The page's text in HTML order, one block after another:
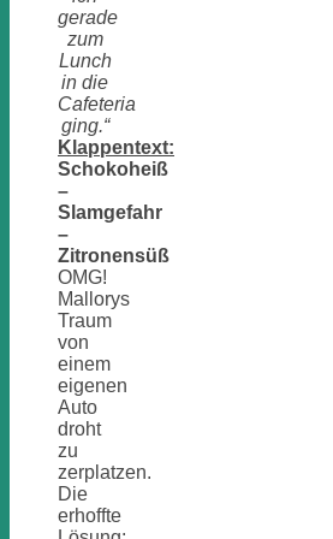
gerade
zum
Lunch
in die
Cafeteria
ging.“
Klappentext:
Schokoheiß
–
Slamgefahr
–
Zitronensüß
OMG!
Mallorys
Traum
von
einem
eigenen
Auto
droht
zu
zerplatzen.
Die
erhoffte